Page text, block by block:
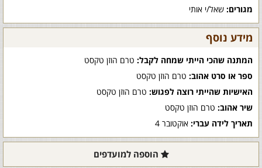
מגורים: שאל/י אותי
מידע נוסף
המתנה שהכי הייתי שמחה לקבל: טרם הוזן טקסט
ספר או סרט אהוב: טרם הוזן טקסט
האישיות שהייתי רוצה לפגוש: טרם הוזן טקסט
שיר אהוב: טרם הוזן טקסט
תאריך לידה עברי: אוקטובר 4
הוספה למועדפים